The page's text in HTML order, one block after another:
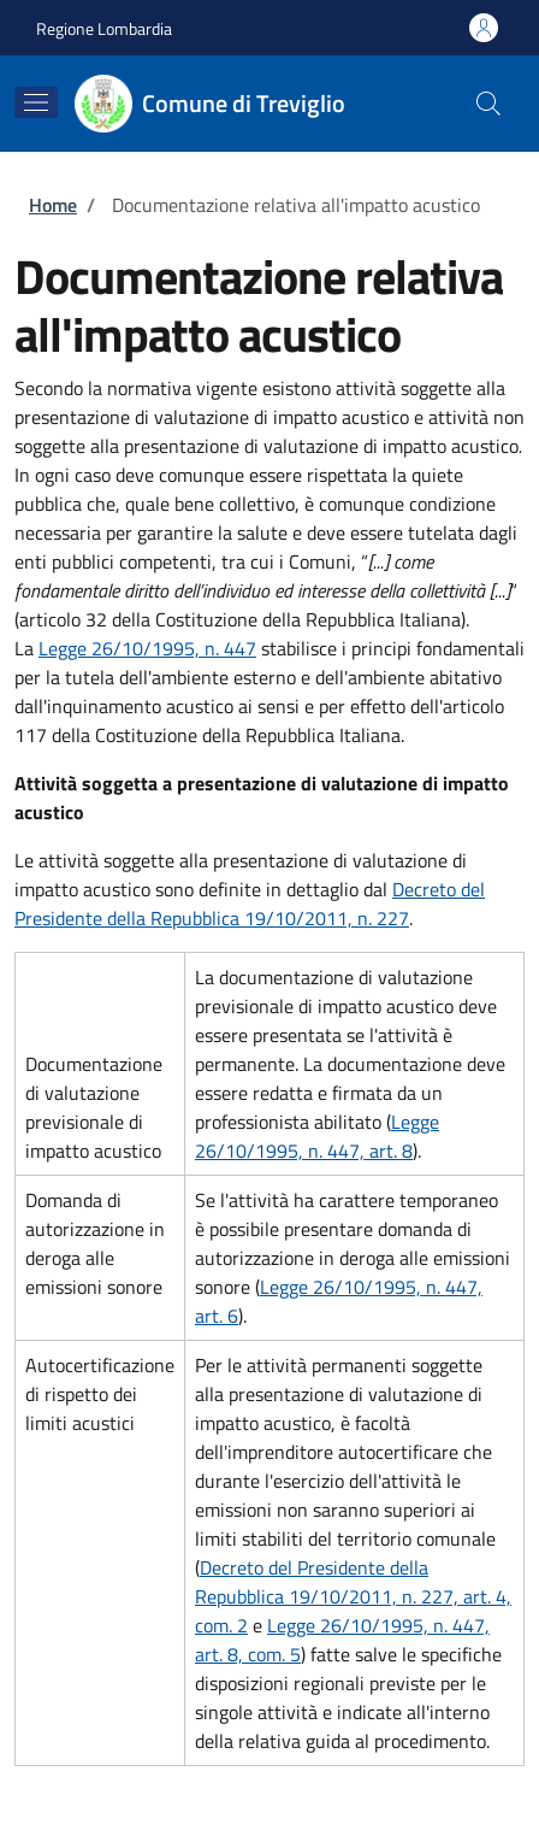
Regione Lombardia
Comune di Treviglio
Briciole di pane
Home / Documentazione relativa all'impatto acustico
Documentazione relativa
all'impatto acustico
Secondo la normativa vigente esistono attività soggette alla
presentazione di valutazione di impatto acustico e attività non
soggette alla presentazione di valutazione di impatto acustico.
In ogni caso deve comunque essere rispettata la quiete
pubblica che, quale bene collettivo, è comunque condizione
necessaria per garantire la salute e deve essere tutelata dagli
enti pubblici competenti, tra cui i Comuni, “[...] come
fondamentale diritto dell’individuo ed interesse della collettività [...]“
(articolo 32 della Costituzione della Repubblica Italiana).
La Legge 26/10/1995, n. 447 stabilisce i principi fondamentali
per la tutela dell'ambiente esterno e dell'ambiente abitativo
dall'inquinamento acustico ai sensi e per effetto dell'articolo
117 della Costituzione della Repubblica Italiana.
Attività soggetta a presentazione di valutazione di impatto
acustico
Le attività soggette alla presentazione di valutazione di
impatto acustico sono definite in dettaglio dal Decreto del
Presidente della Repubblica 19/10/2011, n. 227.
Documentazione
di valutazione
previsionale di
impatto acustico
La documentazione di valutazione
previsionale di impatto acustico deve
essere presentata se l'attività è
permanente. La documentazione deve
essere redatta e firmata da un
professionista abilitato (Legge
26/10/1995, n. 447, art. 8).
Domanda di
autorizzazione in
deroga alle
emissioni sonore
Se l'attività ha carattere temporaneo
è possibile presentare domanda di
autorizzazione in deroga alle emissioni
sonore (Legge 26/10/1995, n. 447,
art. 6).
Autocertificazione
di rispetto dei
limiti acustici
Per le attività permanenti soggette
alla presentazione di valutazione di
impatto acustico, è facoltà
dell'imprenditore autocertificare che
durante l'esercizio dell'attività le
emissioni non saranno superiori ai
limiti stabiliti del territorio comunale
(Decreto del Presidente della
Repubblica 19/10/2011, n. 227, art. 4,
com. 2 e Legge 26/10/1995, n. 447,
art. 8, com. 5) fatte salve le specifiche
disposizioni regionali previste per le
singole attività e indicate all'interno
della relativa guida al procedimento.